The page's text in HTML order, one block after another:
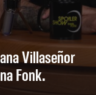
Villaseñor
Fonk.